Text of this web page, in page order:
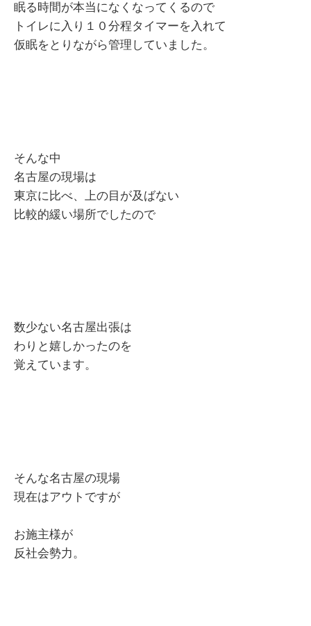
眠る時間が本当になくなってくるので
トイレに入り１０分程タイマーを入れて
仮眠をとりながら管理していました。
そんな中
名古屋の現場は
東京に比べ、上の目が及ばない
比較的緩い場所でしたので
数少ない名古屋出張は
わりと嬉しかったのを
覚えています。
そんな名古屋の現場
現在はアウトですが
お施主様が
反社会勢力。